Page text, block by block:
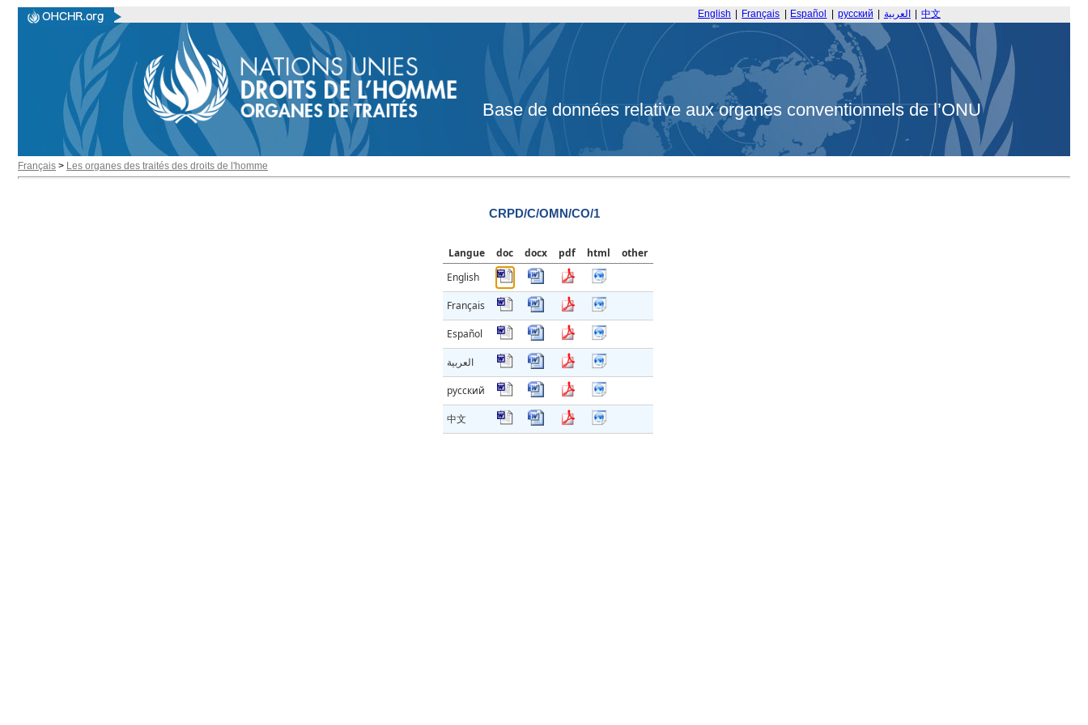
English Français Español русский العربية 中文
Base de données relative aux organes conventionnels de l’ONU
Français > Les organes des traités des droits de l'homme
CRPD/C/OMN/CO/1
Langue doc docx pdf html
other
English
Français
Español
العربية
русский
中文